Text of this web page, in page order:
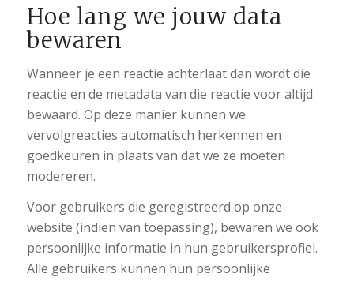
Hoe lang we jouw data
bewaren
Wanneer je een reactie achterlaat dan wordt die
reactie en de metadata van die reactie voor altijd
bewaard. Op deze manier kunnen we
vervolgreacties automatisch herkennen en
goedkeuren in plaats van dat we ze moeten
modereren.
Voor gebruikers die geregistreerd op onze
website (indien van toepassing), bewaren we ook
persoonlijke informatie in hun gebruikersprofiel.
Alle gebruikers kunnen hun persoonlijke